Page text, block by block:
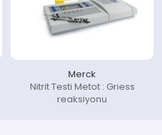
Merck
Nitrit Testi Metot : Griess
reaksiyonu